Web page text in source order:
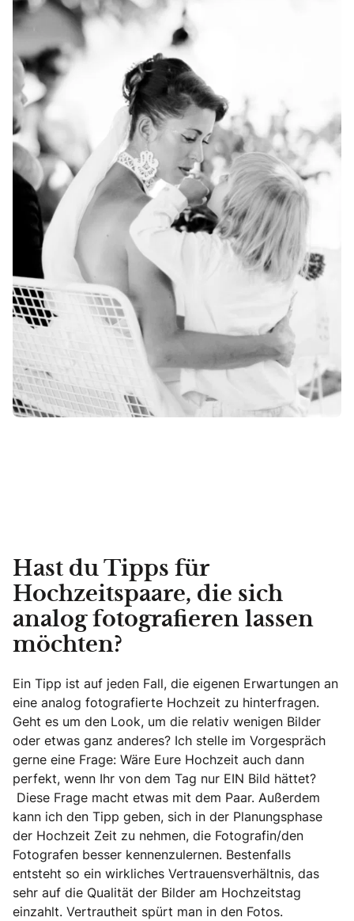
Hast du Tipps für
Hochzeitspaare, die sich
analog fotografieren lassen
möchten?
Ein Tipp ist auf jeden Fall, die eigenen Erwartungen an
eine analog fotografierte Hochzeit zu hinterfragen.
Geht es um den Look, um die relativ wenigen Bilder
oder etwas ganz anderes? Ich stelle im Vorgespräch
gerne eine Frage: Wäre Eure Hochzeit auch dann
perfekt, wenn Ihr von dem Tag nur EIN Bild hättet?
Diese Frage macht etwas mit dem Paar. Außerdem
kann ich den Tipp geben, sich in der Planungsphase
der Hochzeit Zeit zu nehmen, die Fotografin/den
Fotografen besser kennenzulernen. Bestenfalls
entsteht so ein wirkliches Vertrauensverhältnis, das
sehr auf die Qualität der Bilder am Hochzeitstag
einzahlt. Vertrautheit spürt man in den Fotos.